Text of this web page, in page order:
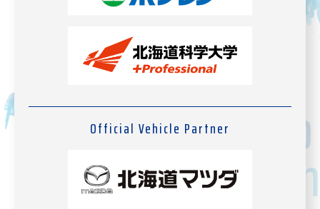
Official Vehicle Partner